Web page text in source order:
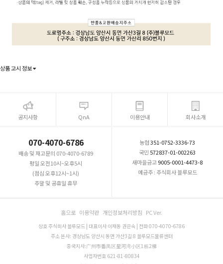
상품 고시 정보
공지사항 QnA 이용안내 회사소개
070-4070-6786
배송 및 재고문의 070-4070-6789
평일 오전10시~오후5시
(점심 오후12시~1시)
주말 및 공휴일 휴무
농협351-0752-3336-73
국민 572837-01-002263
새마을금고9005-0001-4473-8
예금주 : 주식회사 블루모드
홈으로 이용약관 개인정보처리방침 PC Ver.
상호 주식회사 블루모드 | 대표이사 이재동 권은숙 | 전화 070-4070-6786
주소 본사: 경상남도 양산시 동면 가산3길 8 블루모드물류센터
중국지사:广州市番禺区星河湾小区1栋2梯
사업자번호 621-81-80834